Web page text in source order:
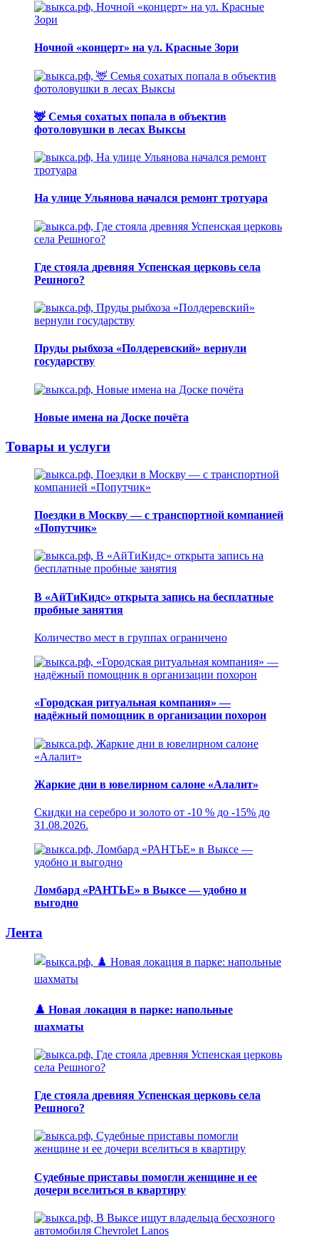
Ночной «концерт» на ул. Красные Зори
🦌 Семья сохатых попала в объектив
фотоловушки в лесах Выксы
На улице Ульянова начался ремонт тротуара
Где стояла древняя Успенская церковь села
Решного?
Пруды рыбхоза «Полдеревский» вернули
государству
Новые имена на Доске почёта
Товары и услуги
Поездки в Москву — с транспортной компанией
«Попутчик»
В «АйТиКидс» открыта запись на бесплатные
пробные занятия
Количество мест в группах ограничено
«Городская ритуальная компания» —
надёжный помощник в организации похорон
Жаркие дни в ювелирном салоне «Алалит»
Скидки на серебро и золото от -10 % до -15% до
31.08.2026.
Ломбард «РАНТЬЕ» в Выксе — удобно и
выгодно
Лента
♟️ Новая локация в парке: напольные
шахматы
Где стояла древняя Успенская церковь села
Решного?
Судебные приставы помогли женщине и ее
дочери вселиться в квартиру